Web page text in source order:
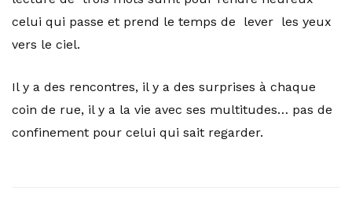
celui qui passe et prend le temps de lever les yeux
vers le ciel.
Il y a des rencontres, il y a des surprises à chaque
coin de rue, il y a la vie avec ses multitudes… pas de
confinement pour celui qui sait regarder.